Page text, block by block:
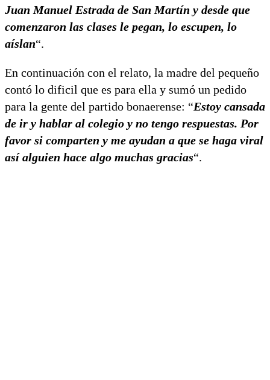
Juan Manuel Estrada de San Martín y desde que
comenzaron las clases le pegan, lo escupen, lo
aíslan“.
En continuación con el relato, la madre del pequeño
contó lo dificil que es para ella y sumó un pedido
para la gente del partido bonaerense: “Estoy cansada
de ir y hablar al colegio y no tengo respuestas. Por
favor si comparten y me ayudan a que se haga viral
así alguien hace algo muchas gracias“.